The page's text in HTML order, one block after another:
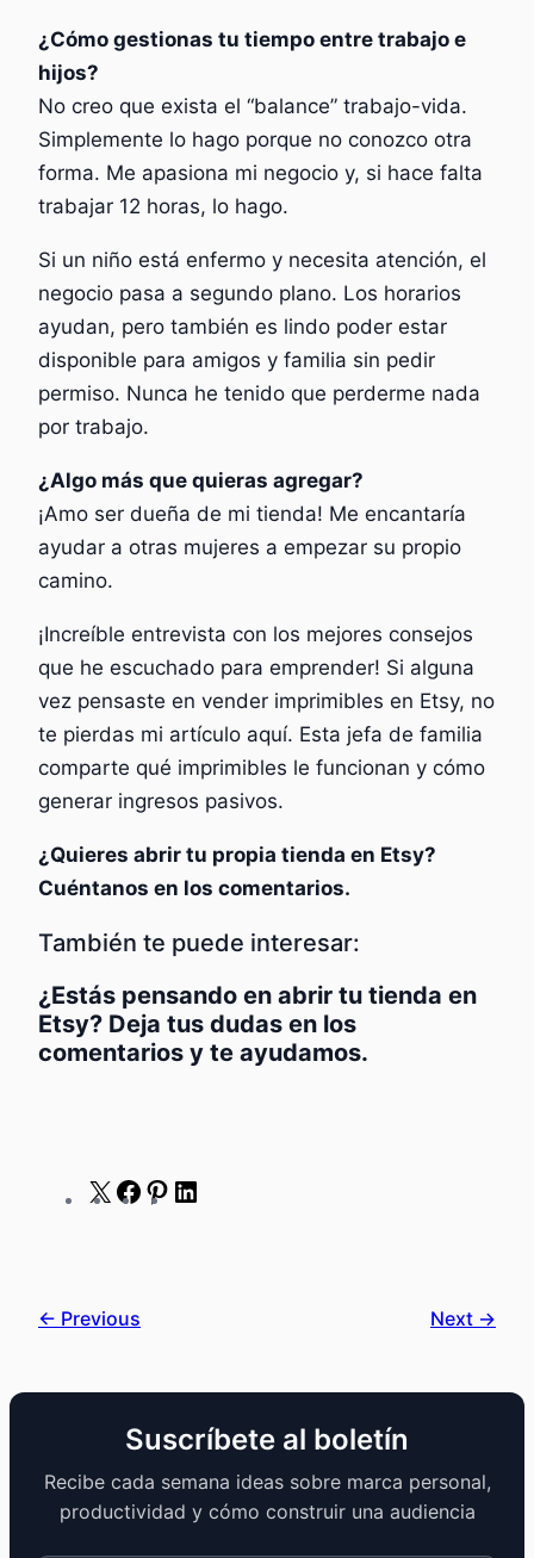
¿Cómo gestionas tu tiempo entre trabajo e
hijos?
No creo que exista el “balance” trabajo-vida.
Simplemente lo hago porque no conozco otra
forma. Me apasiona mi negocio y, si hace falta
trabajar 12 horas, lo hago.
Si un niño está enfermo y necesita atención, el
negocio pasa a segundo plano. Los horarios
ayudan, pero también es lindo poder estar
disponible para amigos y familia sin pedir
permiso. Nunca he tenido que perderme nada
por trabajo.
¿Algo más que quieras agregar?
¡Amo ser dueña de mi tienda! Me encantaría
ayudar a otras mujeres a empezar su propio
camino.
¡Increíble entrevista con los mejores consejos
que he escuchado para emprender! Si alguna
vez pensaste en vender imprimibles en Etsy, no
te pierdas mi artículo aquí. Esta jefa de familia
comparte qué imprimibles le funcionan y cómo
generar ingresos pasivos.
¿Quieres abrir tu propia tienda en Etsy?
Cuéntanos en los comentarios.
También te puede interesar:
¿Estás pensando en abrir tu tienda en
Etsy? Deja tus dudas en los
comentarios y te ayudamos.
X Facebook
Pinterest
← Previous Next →
Suscríbete al boletín
Recibe cada semana ideas sobre marca personal,
productividad y cómo construir una audiencia